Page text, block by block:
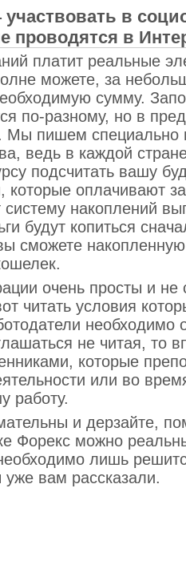
в
проводятся в
платит реальные
можете, за
сумму.
по-разному, но в
Мы пишем специально
ведь в каждой
подсчитать вашу
которые оплачивают
систему накоплений
будут копиться
сможете
очень просты и не
читать условия
необходимо
не читая, то
которые
или во
работу.
и дерзайте,
Форекс можно
лишь
вам рассказали.